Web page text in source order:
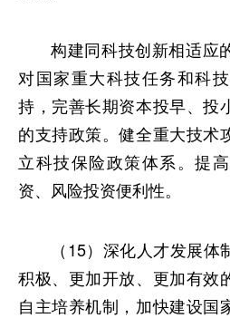
构建同科技创新相适应
对国家重大科技任务和科
持，完善长期资本投早、投
的支持政策。健全重大技术
立科技保险政策体系。提
资、风险投资便利性。
（15）深化人才发展
积极、更加开放、更加有效
自主培养机制，加快建设国